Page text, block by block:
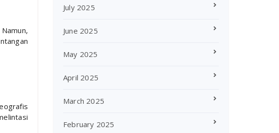
July 2025
June 2025
May 2025
April 2025
March 2025
February 2025